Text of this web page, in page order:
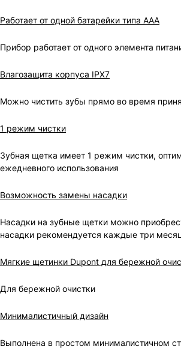
Работает от одной батарейки типа ААА
Прибор работает от одного элемента
Влагозащита корпуса IPX7
Можно чистить зубы прямо во время
1 режим чистки
Зубная щетка имеет 1 режим чистки,
ежедневного использования
Возможность замены насадки
Насадки на зубные щетки можно
насадки рекомендуется каждые три
Мягкие щетинки Dupont для бережной
Для бережной очистки
Минималистичный дизайн
Выполнена в простом минималистичном